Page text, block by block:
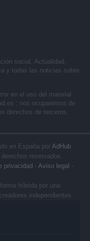
social. Actualidad,
y todas las noticias sobre
en el uso del material
: nos ocuparemos de
derechos de terceros.
en España por AdHub
reservados.
privacidad - Aviso legal -
híbrida por una
independientes